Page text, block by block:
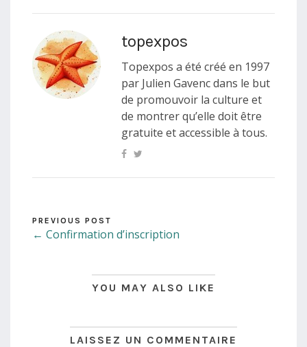
topexpos
Topexpos a été créé en 1997
par Julien Gavenc dans le but
de promouvoir la culture et
de montrer qu’elle doit être
gratuite et accessible à tous.
PREVIOUS POST
← Confirmation d’inscription
YOU MAY ALSO LIKE
LAISSEZ UN COMMENTAIRE